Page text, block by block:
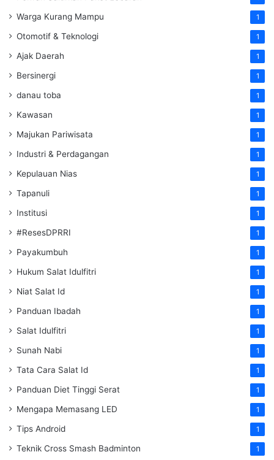
Warga Kurang Mampu 1
Otomotif & Teknologi 1
Ajak Daerah 1
Bersinergi 1
danau toba 1
Kawasan 1
Majukan Pariwisata 1
Industri & Perdagangan 1
Kepulauan Nias 1
Tapanuli 1
Institusi 1
#ResesDPRRI 1
Payakumbuh 1
Hukum Salat Idulfitri 1
Niat Salat Id 1
Panduan Ibadah 1
Salat Idulfitri 1
Sunah Nabi 1
Tata Cara Salat Id 1
Panduan Diet Tinggi Serat 1
Mengapa Memasang LED 1
Tips Android 1
Teknik Cross Smash Badminton 1